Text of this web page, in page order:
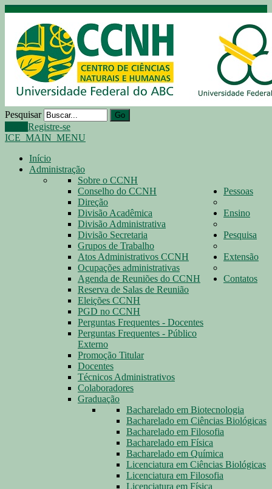
Pesquisar Go
Registre-se
ICE_MAIN_MENU
Início
Administração
Sobre o CCNH
Conselho do CCNH
Direção
Divisão Acadêmica
Divisão Administrativa
Divisão Secretaria
Grupos de Trabalho
Atos Administrativos CCNH
Ocupações administrativas
Agenda de Reuniões do CCNH
Reserva de Salas de Reunião
Eleições CCNH
PGD no CCNH
Perguntas Frequentes - Docentes
Perguntas Frequentes - Público
Externo
Promoção Titular
Pessoas
Docentes
Técnicos Administrativos
Colaboradores
Ensino
Graduação
Bacharelado em Biotecnologia
Bacharelado em Ciências Biológicas
Bacharelado em Filosofia
Bacharelado em Física
Bacharelado em Química
Licenciatura em Ciências Biológicas
Licenciatura em Filosofia
Licenciatura em Física
Pesquisa
Extensão
Contatos